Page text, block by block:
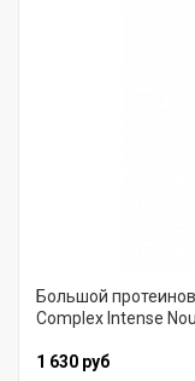
Большой
Complex Intense
1 630 руб